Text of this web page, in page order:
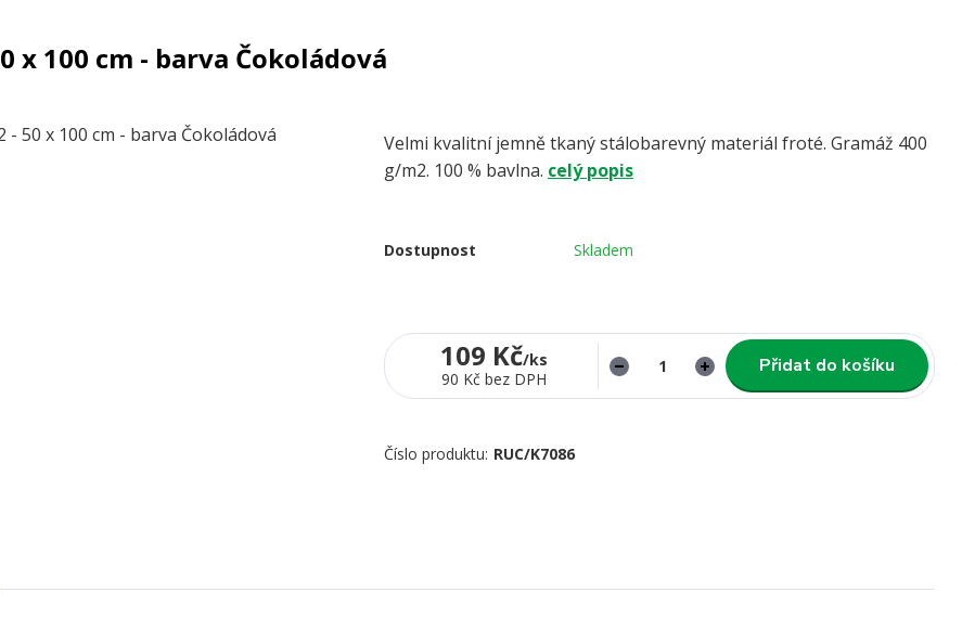
x 100 cm - barva Čokoládová
Velmi kvalitní jemně tkaný stálobarevný materiál froté. Gramáž 400
g/m2. 100 % bavlna. celý popis
Dostupnost Skladem
109 Kč/ks
90 Kč bez DPH
Přidat do košíku
Číslo produktu: RUC/K7086